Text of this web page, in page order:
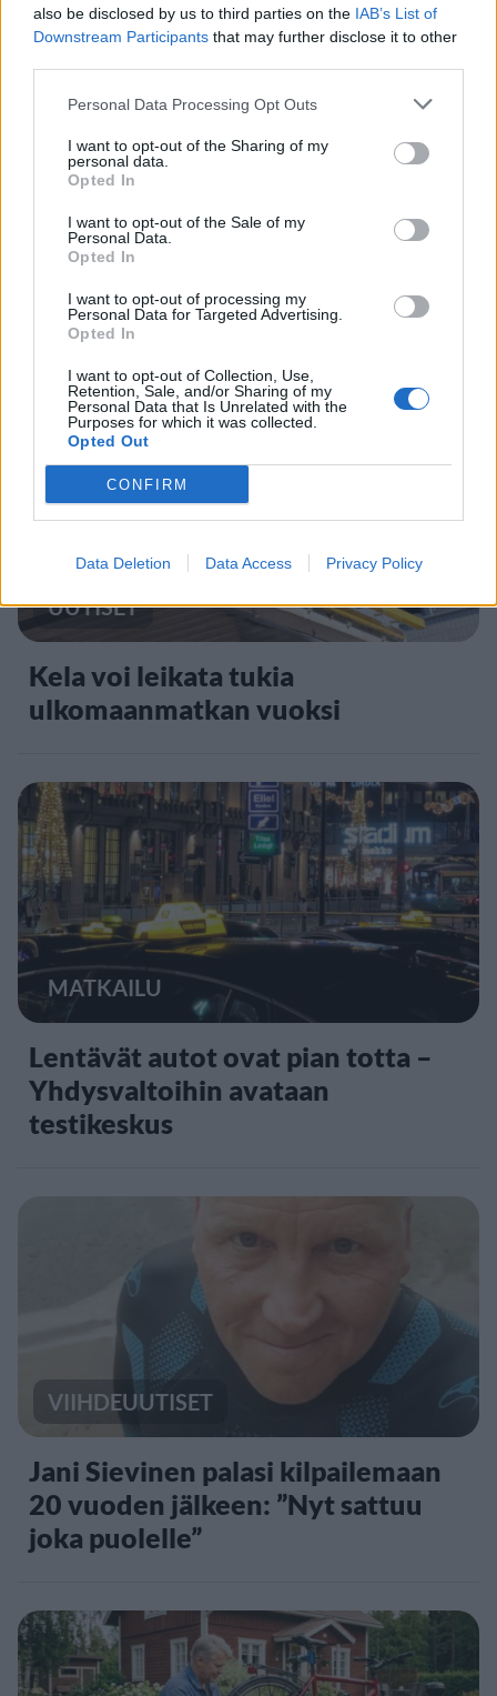
also be disclosed by us to third parties on the IAB’s List of
Downstream Participants that may further disclose it to other
Personal Data Processing Opt Outs
I want to opt-out of the Sharing of my
personal data.
Opted In
I want to opt-out of the Sale of my
Personal Data.
Opted In
I want to opt-out of processing my
Personal Data for Targeted Advertising.
Opted In
I want to opt-out of Collection, Use,
Retention, Sale, and/or Sharing of my
Personal Data that Is Unrelated with the
Purposes for which it was collected.
Opted Out
CONFIRM
Data Deletion Data Access Privacy Policy
4
UUTISET
Kela muuttaa terapiakäytäntöä
5
UUTISET
Kela voi leikata tukia
ulkomaanmatkan vuoksi
MATKAILU
Lentävät autot ovat pian totta –
Yhdysvaltoihin avataan
testikeskus
VIIHDEUUTISET
Jani Sievinen palasi kilpailemaan
20 vuoden jälkeen: ”Nyt sattuu
joka puolelle”